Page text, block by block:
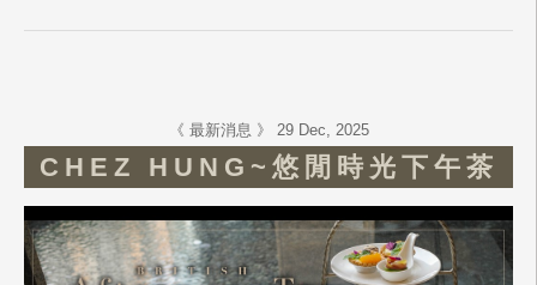
《 最新消息 》 29 Dec, 2025
CHEZ HUNG~悠閒時光下午茶